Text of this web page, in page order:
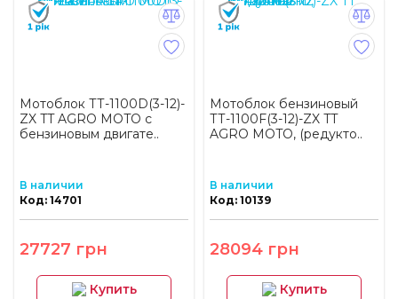
Мотоблок ТТ-1100D(3-12)-
ZX TT AGRO MOTO с
бензиновым двигате..
В наличии
Код: 14701
27727 грн
Купить
Мотоблок бензиновый
ТТ-1100F(3-12)-ZX TT
AGRO MOTO, (редукто..
В наличии
Код: 10139
28094 грн
Купить